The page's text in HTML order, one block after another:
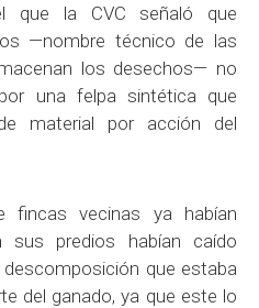
que la CVC señaló que
—nombre técnico de las
los desechos— no
una felpa sintética que
material por acción del
fincas vecinas ya habían
sus predios habían caído
que estaba
del ganado, ya que este lo